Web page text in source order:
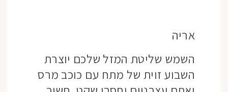
אריה
השמש שליטת המזל שלכם יוצרת
השבוע זוית של מתח עם כוכב מרס